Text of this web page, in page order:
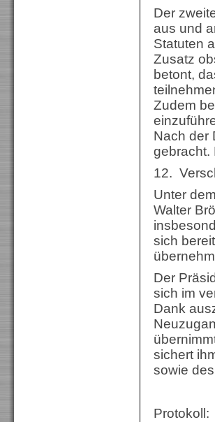
Der
aus und
Statuten
Zusatz
betont,
Zudem
Nach der
gebracht.
12.
Unter
Walter
sich
Der
sich im
Dank
sichert
sowie
Protokoll: